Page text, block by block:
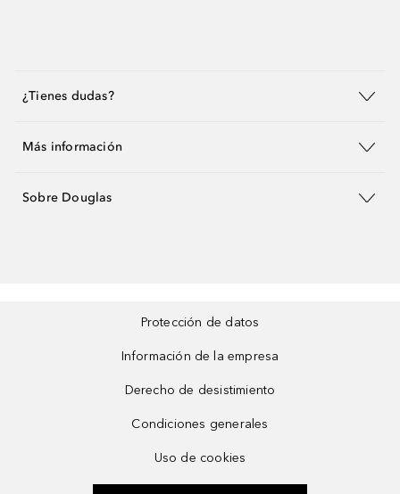
¿Tienes dudas?
Más información
Sobre Douglas
Protección de datos
Información de la empresa
Derecho de desistimiento
Condiciones generales
Uso de cookies